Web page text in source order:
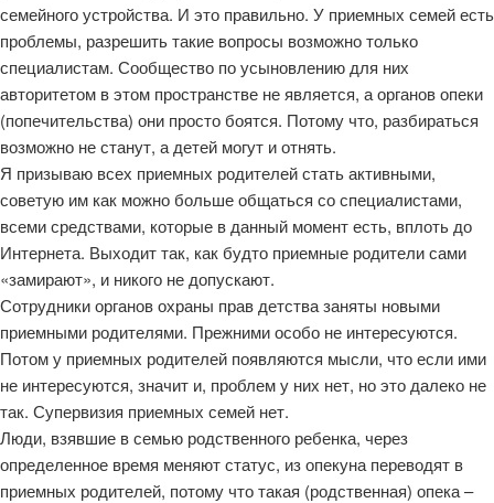
семейного устройства. И это правильно. У приемных семей есть
проблемы, разрешить такие вопросы возможно только
специалистам. Сообщество по усыновлению для них
авторитетом в этом пространстве не является, а органов опеки
(попечительства) они просто боятся. Потому что, разбираться
возможно не станут, а детей могут и отнять.
Я призываю всех приемных родителей стать активными,
советую им как можно больше общаться со специалистами,
всеми средствами, которые в данный момент есть, вплоть до
Интернета. Выходит так, как будто приемные родители сами
«замирают», и никого не допускают.
Сотрудники органов охраны прав детства заняты новыми
приемными родителями. Прежними особо не интересуются.
Потом у приемных родителей появляются мысли, что если ими
не интересуются, значит и, проблем у них нет, но это далеко не
так. Супервизия приемных семей нет.
Люди, взявшие в семью родственного ребенка, через
определенное время меняют статус, из опекуна переводят в
приемных родителей, потому что такая (родственная) опека –